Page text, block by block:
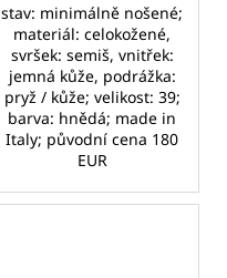
stav: minimálně nošené;
materiál: celokožené,
svršek: semiš, vnitřek:
jemná kůže, podrážka:
pryž / kůže; velikost: 39;
barva: hnědá; made in
Italy; původní cena 180
EUR